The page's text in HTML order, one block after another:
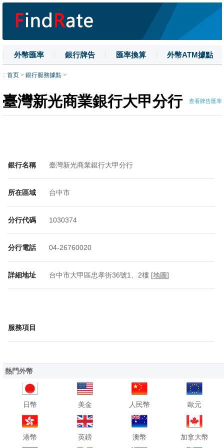
外幣匯率 銀行牌告 匯率換算 外幣ATM據點
| 名詞解釋 | 換匯技巧
:: 首页 > 銀行服務據點 >
臺灣新光商業銀行大甲分行 查看牌告匯率
銀行名稱 臺灣新光商業銀行大甲分行
所在區域 台中市
分行代碼 1030374
分行電話 04-26760020
詳細地址 台中市大甲區忠孝街36號1、2樓 [地圖]
服務項目
熱門外幣
日幣 美金 人民幣 歐元
港幣 英鎊 澳幣 加拿大幣